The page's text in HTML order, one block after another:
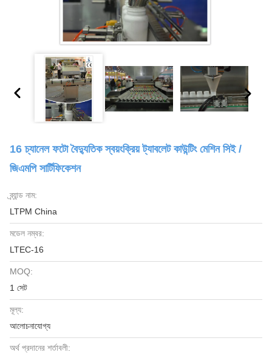
16 চ্যানেল ফটো বৈদ্যুতিক স্বয়ংক্রিয় ট্যাবলেট কাউন্টিং মেশিন সিই /
জিএমপি সার্টিফিকেশন
ব্র্যান্ড নাম:
LTPM China
মডেল নম্বর:
LTEC-16
MOQ:
1 সেট
মূল্য:
আলোচনাযোগ্য
অর্থ প্রদানের শর্তাবলী: